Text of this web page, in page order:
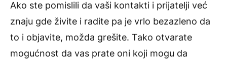
Ako ste pomislili da vaši kontakti i prijatelji već
znaju gde živite i radite pa je vrlo bezazleno da
to i objavite, možda grešite. Tako otvarate
mogućnost da vas prate oni koji mogu da